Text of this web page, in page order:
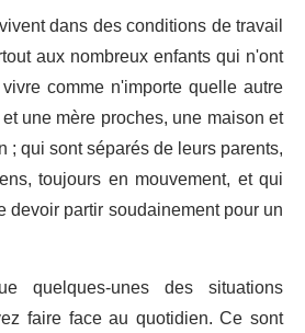
dans des conditions de travail
aux nombreux enfants qui n'ont
comme n'importe quelle autre
une mère proches, une maison et
; qui sont séparés de leurs parents,
toujours en mouvement, et qui
partir soudainement pour un
unes des situations
faire face au quotidien. Ce sont